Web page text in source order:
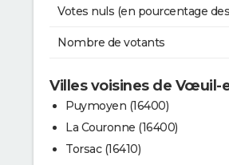
Votes nuls (en pourcentage
Nombre de votants
Villes voisines de Vœuil-
Puymoyen (16400)
La Couronne (16400)
Torsac (16410)